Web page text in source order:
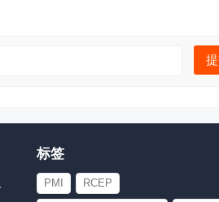
标签
PMI RCEP